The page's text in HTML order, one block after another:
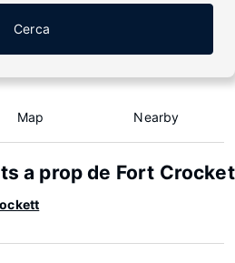
Cerca
Map Nearby
a prop de Fort